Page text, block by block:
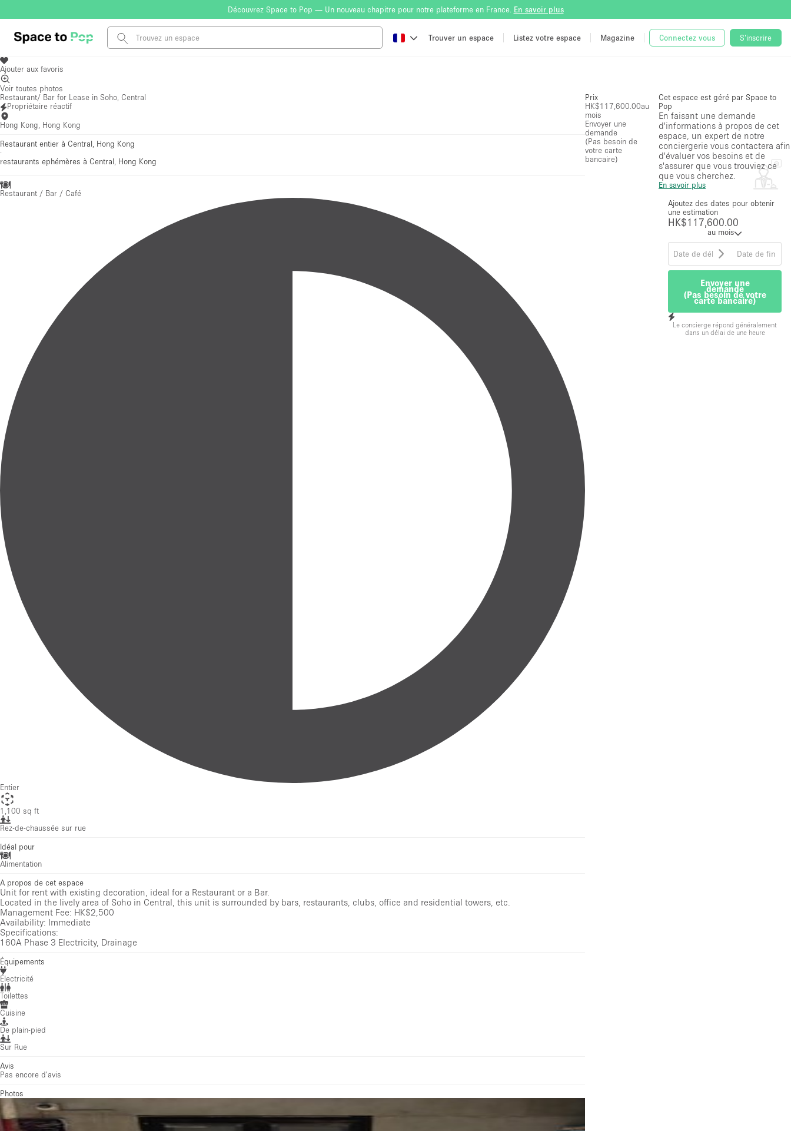
Découvrez Space to Pop — Un nouveau chapitre pour notre plateforme en France. En savoir plus
Trouver un espace Listez votre espace Magazine Connectez vous S'inscrire
Ajouter aux favoris
Voir toutes photos
Cet espace est géré par Space to
Pop
En faisant une demande
d'informations à propos de cet
espace, un expert de notre
conciergerie vous contactera afin
d'évaluer vos besoins et de
s'assurer que vous trouviez ce
que vous cherchez.
En savoir plus
Ajoutez des dates pour obtenir
une estimation
HK$117,600.00
au mois
Envoyer une
demande
(Pas besoin de votre
carte bancaire)
Le concierge répond généralement
dans un délai de une heure
Prix
HK$117,600.00au
mois
Envoyer une
demande
(Pas besoin de
votre carte
bancaire)
Restaurant/ Bar for Lease in Soho, Central
Propriétaire réactif
Hong Kong, Hong Kong
Restaurant entier à Central, Hong Kong
·
restaurants ephémères à Central, Hong Kong
Restaurant / Bar / Café
Entier
1,100 sq ft
Rez-de-chaussée sur rue
Idéal pour
Alimentation
A propos de cet espace
Unit for rent with existing decoration, ideal for a Restaurant or a Bar.
Located in the lively area of Soho in Central, this unit is surrounded by bars, restaurants, clubs, office and residential towers, etc.
Management Fee: HK$2,500
Availability: Immediate
Specifications:
160A Phase 3 Electricity, Drainage
Équipements
Électricité
Toilettes
Cuisine
De plain-pied
Sur Rue
Avis
Pas encore d'avis
Photos